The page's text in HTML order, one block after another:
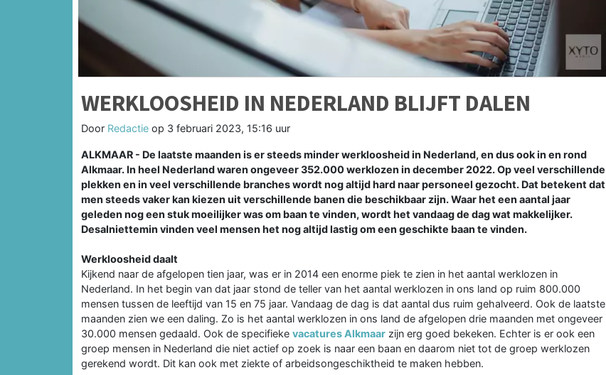
WERKLOOSHEID IN NEDERLAND BLIJFT DALEN
Door Redactie op 3 februari 2023, 15:16 uur
ALKMAAR - De laatste maanden is er steeds minder werkloosheid in Nederland, en dus ook in en rond
Alkmaar. In heel Nederland waren ongeveer 352.000 werklozen in december 2022. Op veel verschillende
plekken en in veel verschillende branches wordt nog altijd hard naar personeel gezocht. Dat betekent dat
men steeds vaker kan kiezen uit verschillende banen die beschikbaar zijn. Waar het een aantal jaar
geleden nog een stuk moeilijker was om baan te vinden, wordt het vandaag de dag wat makkelijker.
Desalniettemin vinden veel mensen het nog altijd lastig om een geschikte baan te vinden.
Werkloosheid daalt
Kijkend naar de afgelopen tien jaar, was er in 2014 een enorme piek te zien in het aantal werklozen in
Nederland. In het begin van dat jaar stond de teller van het aantal werklozen in ons land op ruim 800.000
mensen tussen de leeftijd van 15 en 75 jaar. Vandaag de dag is dat aantal dus ruim gehalveerd. Ook de laatste
maanden zien we een daling. Zo is het aantal werklozen in ons land de afgelopen drie maanden met ongeveer
30.000 mensen gedaald. Ook de specifieke vacatures Alkmaar zijn erg goed bekeken. Echter is er ook een
groep mensen in Nederland die niet actief op zoek is naar een baan en daarom niet tot de groep werklozen
gerekend wordt. Dit kan ook met ziekte of arbeidsongeschiktheid te maken hebben.